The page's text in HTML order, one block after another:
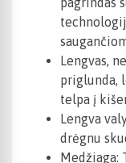
Lengvas,
priglunda,
telpa į
Lengva
drėgnu
Medžiaga: